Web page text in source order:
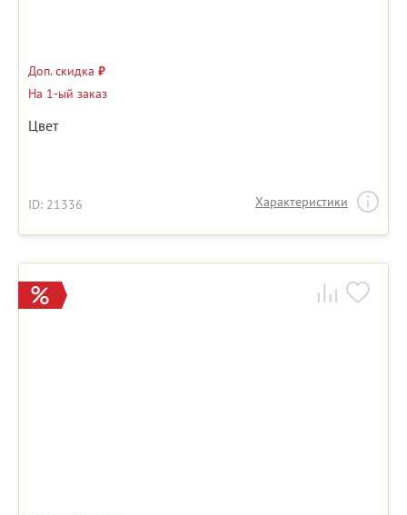
Доп. скидка ₽
На 1-ый заказ
Цвет
ID: 21336 Характеристики